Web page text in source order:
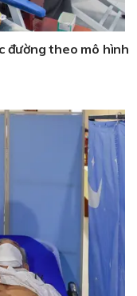
đường theo mô hình